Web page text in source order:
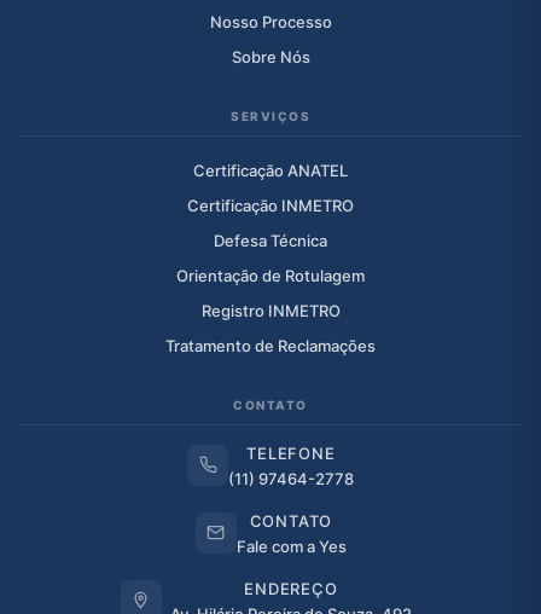
Nosso Processo
Sobre Nós
SERVIÇOS
Certificação ANATEL
Certificação INMETRO
Defesa Técnica
Orientação de Rotulagem
Registro INMETRO
Tratamento de Reclamações
CONTATO
TELEFONE
(11) 97464-2778
CONTATO
Fale com a Yes
ENDEREÇO